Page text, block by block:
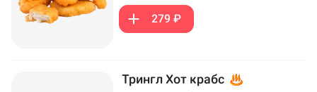
279 ₽
Трингл Хот крабс